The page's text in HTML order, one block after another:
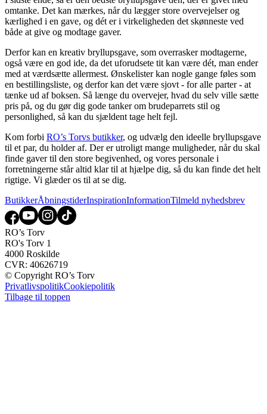
omtanke. Det kan mærkes, når du lægger store overvejelser og
kærlighed i en gave, og dét er i virkeligheden det skønneste ved
både at give og modtage gaver.
Derfor kan en kreativ bryllupsgave, som overrasker modtagerne,
også være en god ide, da det uforudsete tit kan være dét, man ender
med at værdsætte allermest. Ønskelister kan nogle gange føles som
en bestillingsliste, og derfor kan det være sjovt - for alle parter - at
tænke ud af boksen. Så længe du overvejer, hvad du selv ville sætte
pris på, og du gør dig gode tanker om brudeparrets stil og
personlighed, så kan du sjældent tage helt fejl.
Kom forbi RO’s Torvs butikker, og udvælg den ideelle bryllupsgave
til et par, du holder af. Der er utroligt mange muligheder, når du skal
finde gaver til den store begivenhed, og vores personale i
forretningerne står altid klar til at hjælpe dig, så du kan finde det helt
rigtige. Vi glæder os til at se dig.
ButikkerÅbningstiderInspirationInformationTilmeld nyhedsbrev
RO’s Torv
RO's Torv 1
4000 Roskilde
CVR: 40626719
© Copyright RO’s Torv
PrivatlivspolitikCookiepolitik
Tilbage til toppen